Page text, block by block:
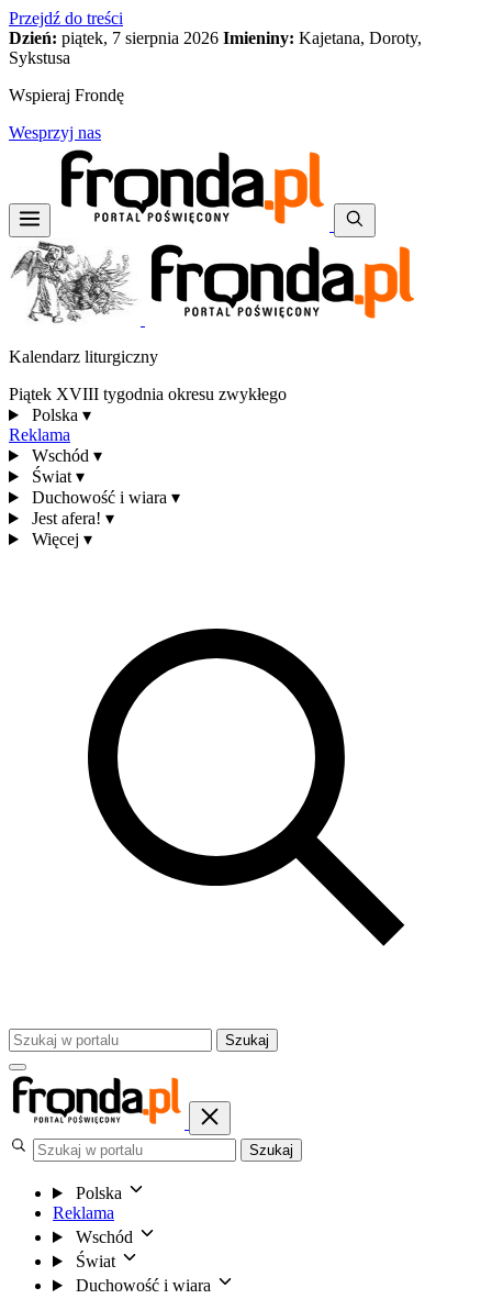
Przejdź do treści
Dzień: piątek, 7 sierpnia 2026 Imieniny: Kajetana, Doroty,
Sykstusa
Wspieraj Frondę
Wesprzyj nas
Kalendarz liturgiczny
Piątek XVIII tygodnia okresu zwykłego
Polska ▾
Reklama
Wschód ▾
Świat ▾
Duchowość i wiara ▾
Jest afera! ▾
Więcej ▾
Szukaj
Szukaj
Polska
Reklama
Wschód
Świat
Duchowość i wiara